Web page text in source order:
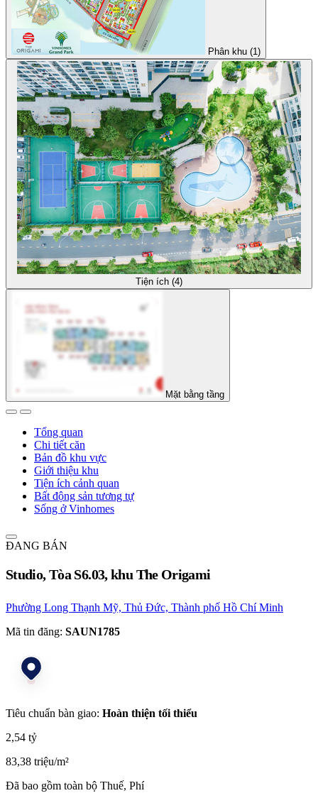
Phân khu (1)
Tiện ích (4)
Mặt bằng tầng
Tổng quan
Chi tiết căn
Bản đồ khu vực
Giới thiệu khu
Tiện ích cảnh quan
Bất động sản tương tự
Sống ở Vinhomes
ĐANG BÁN
Studio, Tòa S6.03, khu The Origami
Phường Long Thạnh Mỹ, Thủ Đức, Thành phố Hồ Chí Minh
Mã tin đăng: SAUN1785
Tiêu chuẩn bàn giao: Hoàn thiện tối thiểu
2,54 tỷ
83,38 triệu/m²
Đã bao gồm toàn bộ Thuế, Phí